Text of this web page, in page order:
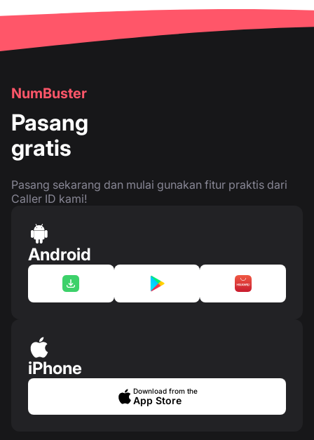
NumBuster
Pasang
gratis
Pasang sekarang dan mulai gunakan fitur praktis dari
Caller ID kami!
Android
iPhone
Download from the
App Store